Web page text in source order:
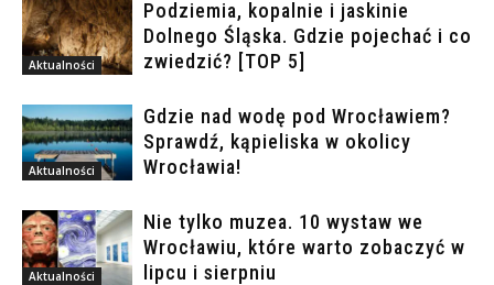
Aktualności
Podziemia, kopalnie i jaskinie
Dolnego Śląska. Gdzie pojechać i co
zwiedzić? [TOP 5]
Aktualności
Gdzie nad wodę pod Wrocławiem?
Sprawdź, kąpieliska w okolicy
Wrocławia!
Aktualności
Nie tylko muzea. 10 wystaw we
Wrocławiu, które warto zobaczyć w
lipcu i sierpniu